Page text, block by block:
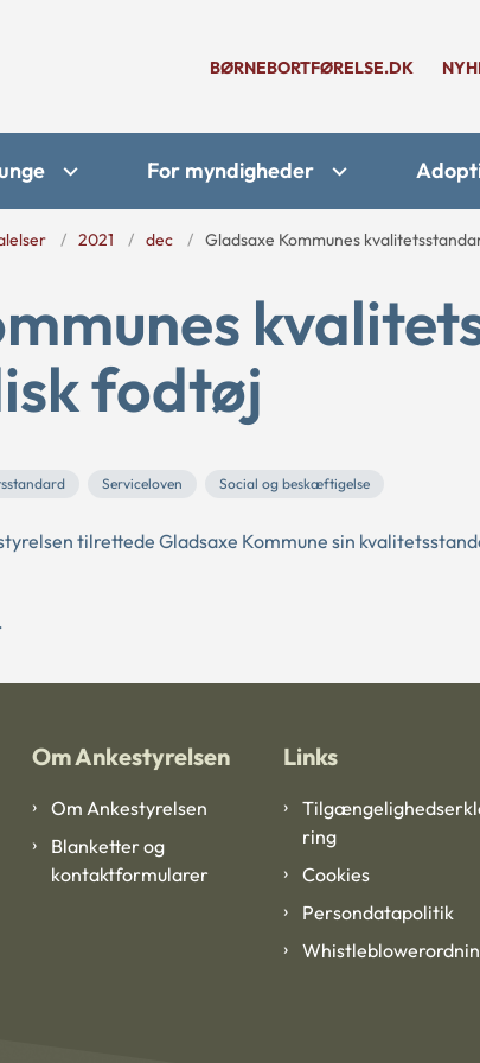
BØRNEBORTFØRELSE.DK
For myndigheder
2021 dec Gladsaxe Kommunes
fodtøj
Serviceloven Social og beskæftigelse
tilrettede Gladsaxe Kommune sin
Om Ankestyrelsen
Om Ankestyrelsen
Blanketter og
kontaktformularer
Links
ring
Cookies
Persondatapolitik